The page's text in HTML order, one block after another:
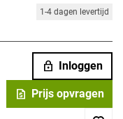
1-4 dagen levertijd
lock Inloggen
request_quote Prijs opvragen